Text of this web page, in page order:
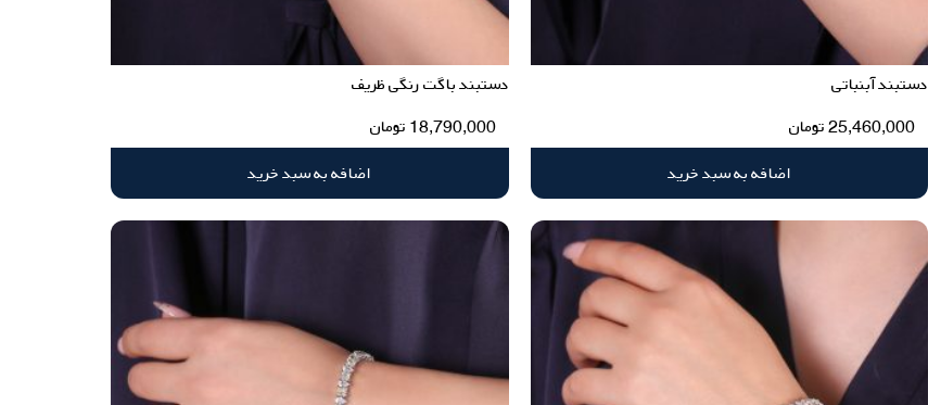
دستبند آبنباتی
25,460,000تومان
اضافه به سبد خرید
دستبند باگت رنگی ظریف
18,790,000 تومان
اضافه به سبد خرید